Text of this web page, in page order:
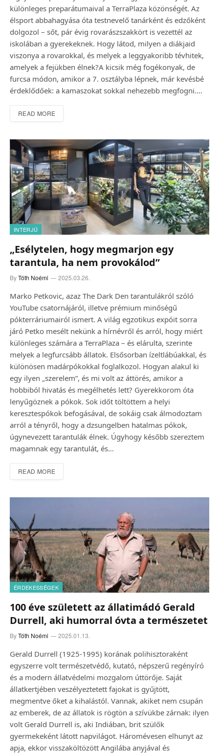
különleges preparátumaival a TerraPlaza közönségét. Az
élsport abbahagyása óta testnevelő tanárként és edzőként
dolgozol – sőt, pár évig rovarász­szakkört is vezettél az
iskolában a gyerekeknek. Hogy látod, milyen a diákjaid
viszonya a rovarokkal, és melyek a leggyakoribb tévhitek,
amelyek a fejükben élnek?A kicsik még fogékonyak, de
furcsa módon, amikor a 7. osztályba lépnek, már kevésbé
érdeklődőek: a kamaszokat sokkal nehezebb megfogni.…
READ MORE
INTERJÚ
„Esélytelen, hogy megmarjon egy
tarantula, ha nem provokálod”
ByTóth Noémi 2025.03.26.
Marko Petkovic, azaz The Dark Den tarantulákról szóló
YouTube csatornájáról, illetve prémium minőségű
pókterráriumairól ismert. A világ egzotikus expóit sorra
járó Petko mesélt nekünk a hírnévről és arról, hogy miért
különleges számára a TerraPlaza – és elárulta, szerinte
melyek a legfurcsább állatok. Elsősorban ízeltlábúakkal, és
különösen madárpókokkal foglalkozol. Hogyan alakul ki
egy ilyen „szerelem”, és mi volt az áttörés, amikor a
hobbiból hivatás és megélhetés lett? Gyerekkorom óta
lenyűgöznek a pókok. Sok időt töltöttem a helyi
keresztespókok befogásával, de sokáig csak álmodoztam
arról a tényről, hogy a dzsungelben hatalmas pókok,
úgynevezett tarantulák élnek. Úgyhogy később szereztem
magamnak egy tarantulát, és…
READ MORE
ÉRDEKESSÉGEK
100 éve született az állatimádó Gerald
Durrell, aki humorral óvta a természetet
ByTóth Noémi 2025.01.13.
Gerald Durrell (1925-1995) korának polihisztoraként
egyszerre volt természetvédő, kutató, népszerű regényíró
és a modern állatvédelmi mozgalom úttörője. Saját
állatkertjében veszélyeztetett fajokat is gyűjtött,
megmentve őket a kihalástól. Vannak, akiket nem csupán
az emberek, de az állatok is rögtön a szívükbe zárnak: ilyen
volt Gerald Durrell is, aki Indiában, brit szülők
gyermekeként látott napvilágot. Háromévesen elhunyt az
apja, ekkor visszaköltözött Angilába anyjával és